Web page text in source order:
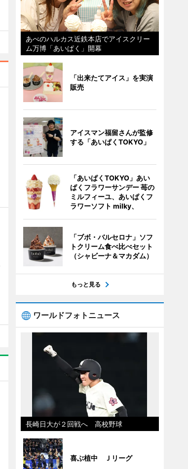
あべのハルカス近鉄本店でアイスクリー
ム万博「あいぱく」開幕
「出来たてアイス」を実演
販売
アイスマン福留さんが監修
する「あいぱくTOKYO」
「あいぱくTOKYO」あい
ぱくフラワーサンデー 苺の
ミルフィーユ、あいぱくフ
ラワーソフト milky、
「ブボ・バルセロナ」ソフ
トクリーム食べ比べセット
（シャビーナ＆マカダム）
もっと見る
ワールドフォトニュース
長崎日大が２回戦へ 高校野球
喜ぶ植中 Ｊリーグ